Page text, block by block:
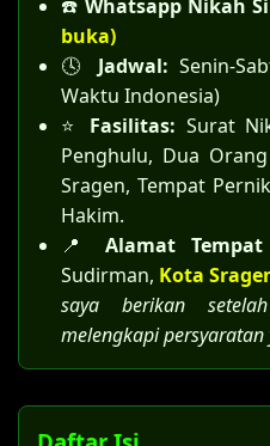
☎️ Whatsapp Nikah
buka)
🕓 Jadwal: Senin-
Waktu Indonesia)
⭐ Fasilitas: Surat
Penghulu, Dua
Sragen, Tempat
Hakim.
📍Alamat
Sudirman, Kota
saya berikan
melengkapi